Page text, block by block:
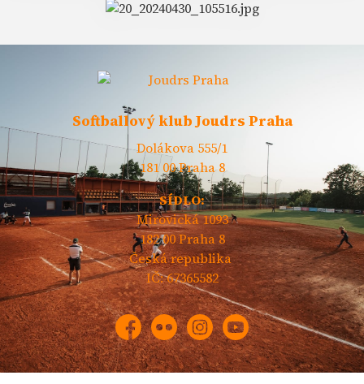
Softballový klub Joudrs Praha
Dolákova 555/1
181 00 Praha 8
SÍDLO:
Mirovická 1093
182 00 Praha 8
Česká republika
IČ: 67365582
Facebook
FlickrInstagramYouTube